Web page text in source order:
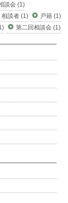
談会 (1)
相談者 (1)
戸籍 (1)
第二回相談会 (1)